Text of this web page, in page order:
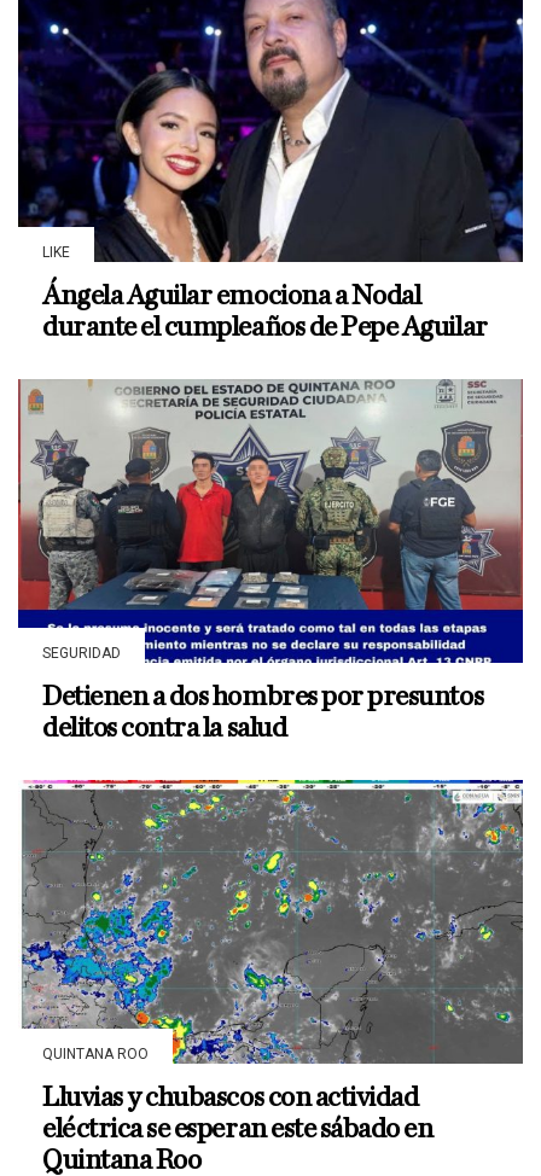
LIKE
Ángela Aguilar emociona a Nodal
durante el cumpleaños de Pepe Aguilar
SEGURIDAD
Detienen a dos hombres por presuntos
delitos contra la salud
QUINTANA ROO
Lluvias y chubascos con actividad
eléctrica se esperan este sábado en
Quintana Roo